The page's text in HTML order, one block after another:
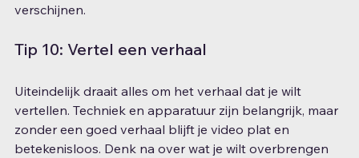
verschijnen.
Tip 10: Vertel een verhaal
Uiteindelijk draait alles om het verhaal dat je wilt
vertellen. Techniek en apparatuur zijn belangrijk, maar
zonder een goed verhaal blijft je video plat en
betekenisloos. Denk na over wat je wilt overbrengen